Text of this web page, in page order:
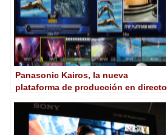
Panasonic Kairos, la nueva
plataforma de producción en directo